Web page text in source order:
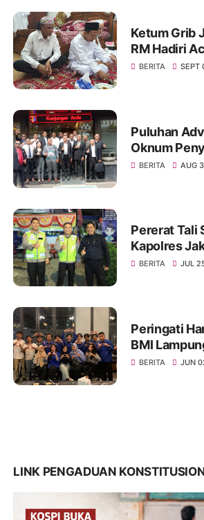
Ketum Grib
RM Hadiri
Pekalongan
BERITA SEPT
Puluhan
Oknum
JAKSEL Ke
BERITA AUG
Pererat Tali
Kapolres
Serta
BERITA JUL
Peringati
BMI
Merajut
BERITA JUN
LINK PENGADUAN